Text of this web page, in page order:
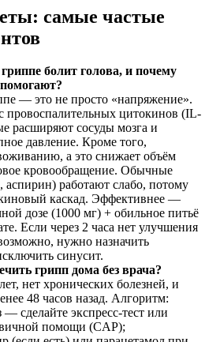
самые частые
болит голова, и почему
— это не просто «напряжение».
провоспалительных цитокинов (IL-
расширяют сосуды мозга и
давление. Кроме того,
а это снижает объём
кровообращение. Обычные
аспирин) работают слабо, потому
каскад. Эффективнее —
дозе (1000 мг) + обильное питьё
Если через 2 часа нет улучшения
нужно назначить
синусит.
грипп дома без врача?
нет хронических болезней, и
48 часов назад. Алгоритм:
сделайте экспресс-тест или
помощи (CAP);